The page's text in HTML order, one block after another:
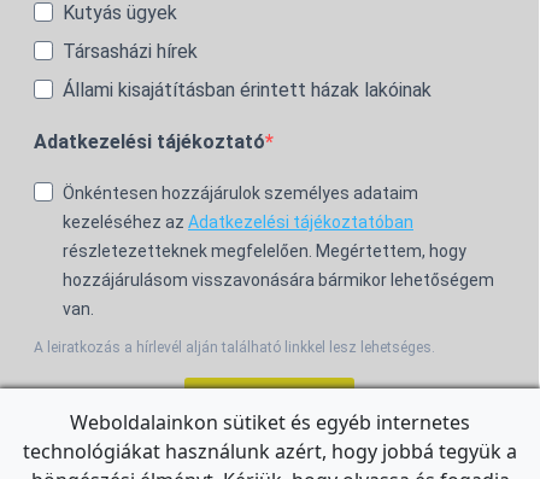
Kutyás ügyek
Társasházi hírek
Állami kisajátításban érintett házak lakóinak
Adatkezelési tájékoztató
Önkéntesen hozzájárulok személyes adataim
kezeléséhez az Adatkezelési tájékoztatóban
részletezetteknek megfelelően. Megértettem, hogy
hozzájárulásom visszavonására bármikor lehetőségem
van.
A leiratkozás a hírlevél alján található linkkel lesz lehetséges.
For the English Newsletter, clickHERE.
Weboldalainkon sütiket és egyéb internetes
technológiákat használunk azért, hogy jobbá tegyük a